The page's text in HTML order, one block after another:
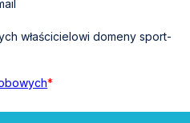
właścicielowi domeny sport-
*